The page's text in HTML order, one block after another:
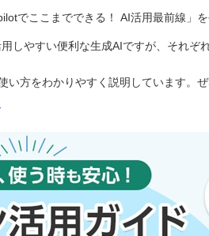
でここまでできる！ AI活用最前線」
しやすい便利な生成AIですが、それぞ
方をわかりやすく説明しています。ぜ